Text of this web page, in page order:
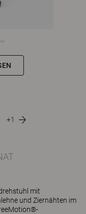
+1
mit
und Ziernähten im